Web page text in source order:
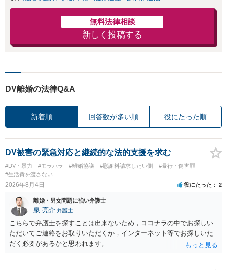
無料法律相談
新しく投稿する
DV離婚の法律Q&A
新着順 回答数が多い順 役にたった順
DV被害の緊急対応と継続的な法的支援を求む
#DV・暴力 #モラハラ #離婚協議 #慰謝料請求したい側
#暴行・傷害罪
#生活費を渡さない
2026年8月4日 役にたった 2
離婚・男女問題に強い弁護士
泉 亮介 弁護士
こちらで弁護士を探すことは出来ないため，ココナラの中でお探しい
ただいてご連絡をお取りいただくか，インターネット等でお探しいた
だく必要があるかと思われます。